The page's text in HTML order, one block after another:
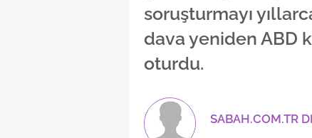
soruşturmayı
dava yeniden ABD
oturdu.
SABAH.COM.TR